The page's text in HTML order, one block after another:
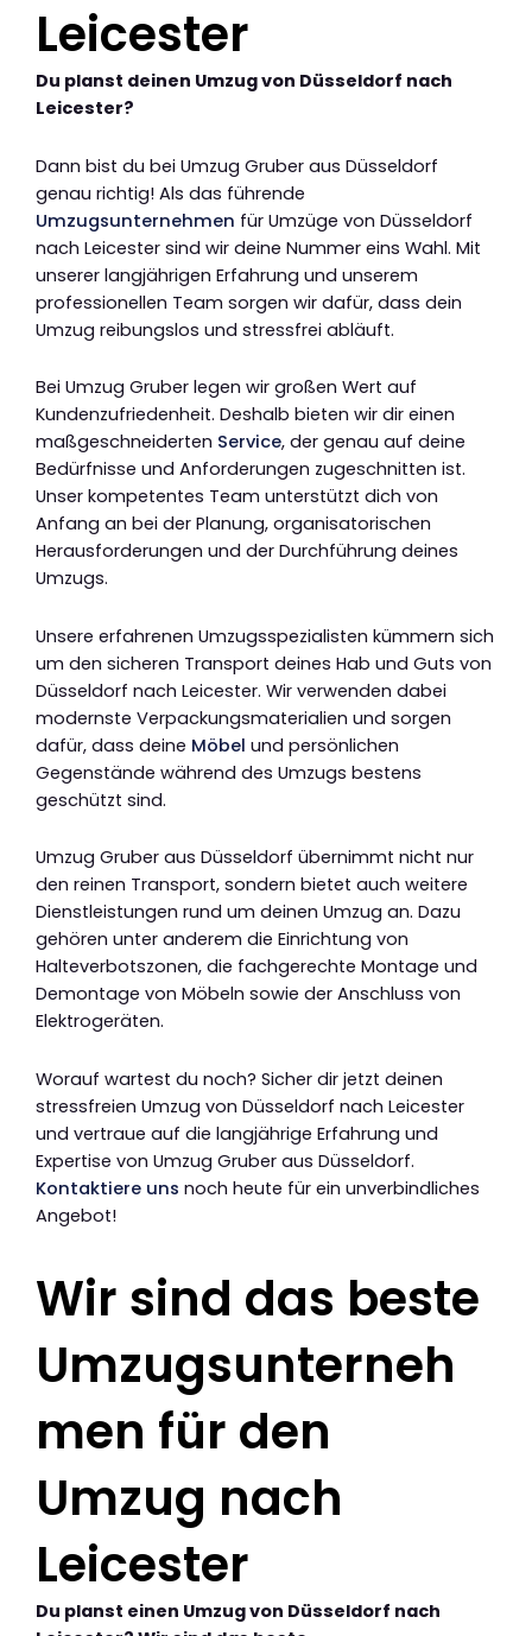
Leicester
Du planst deinen Umzug von Düsseldorf nach
Leicester?
Dann bist du bei Umzug Gruber aus Düsseldorf
genau richtig! Als das führende
Umzugsunternehmen für Umzüge von Düsseldorf
nach Leicester sind wir deine Nummer eins Wahl. Mit
unserer langjährigen Erfahrung und unserem
professionellen Team sorgen wir dafür, dass dein
Umzug reibungslos und stressfrei abläuft.
Bei Umzug Gruber legen wir großen Wert auf
Kundenzufriedenheit. Deshalb bieten wir dir einen
maßgeschneiderten Service, der genau auf deine
Bedürfnisse und Anforderungen zugeschnitten ist.
Unser kompetentes Team unterstützt dich von
Anfang an bei der Planung, organisatorischen
Herausforderungen und der Durchführung deines
Umzugs.
Unsere erfahrenen Umzugsspezialisten kümmern sich
um den sicheren Transport deines Hab und Guts von
Düsseldorf nach Leicester. Wir verwenden dabei
modernste Verpackungsmaterialien und sorgen
dafür, dass deine Möbel und persönlichen
Gegenstände während des Umzugs bestens
geschützt sind.
Umzug Gruber aus Düsseldorf übernimmt nicht nur
den reinen Transport, sondern bietet auch weitere
Dienstleistungen rund um deinen Umzug an. Dazu
gehören unter anderem die Einrichtung von
Halteverbotszonen, die fachgerechte Montage und
Demontage von Möbeln sowie der Anschluss von
Elektrogeräten.
Worauf wartest du noch? Sicher dir jetzt deinen
stressfreien Umzug von Düsseldorf nach Leicester
und vertraue auf die langjährige Erfahrung und
Expertise von Umzug Gruber aus Düsseldorf.
Kontaktiere uns noch heute für ein unverbindliches
Angebot!
Wir sind das beste
Umzugsunterneh
men für den
Umzug nach
Leicester
Du planst einen Umzug von Düsseldorf nach